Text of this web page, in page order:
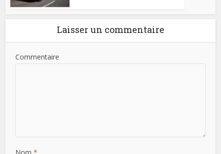
Laisser un commentaire
Commentaire
Nom*